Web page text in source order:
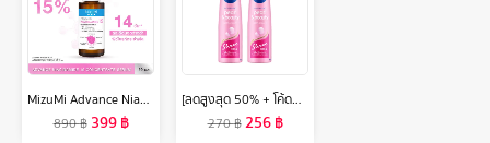
MizuMi Advance Niacinamide 15 Concentrate Serum 30 ml เซรั่มไนอะซินาไมด์ สูตรเข้มข้น 15% ลดเลือนจุดด่างดำ ความหมองคล้ำ รอยแดง รอยดำที่ฝังลึก
890฿ 399฿
[ลดสูงสุด 50% + โค้ดลดเพิ่ม 20%]นีเวีย เพิร์ล แอนด์ บิวตี้ เชฟ เลส สเปรย์ ระงับกลิ่นกาย 150 มล. 2 ชิ้น NIVEA
270฿256฿